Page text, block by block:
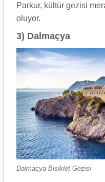
Parkur, kültür gezisi
oluyor.
3) Dalmaçya
Dalmaçya Bisiklet Gezisi